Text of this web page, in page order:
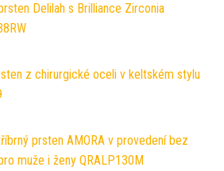
Delilah s Brilliance Zirconia
z chirurgické oceli v keltském stylu
prsten AMORA v provedení bez
muže i ženy QRALP130M